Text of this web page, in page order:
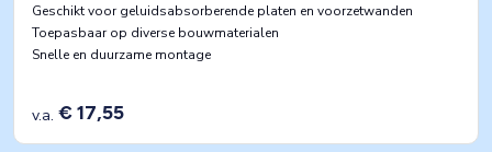
Geschikt voor geluidsabsorberende platen en voorzetwanden
Toepasbaar op diverse bouwmaterialen
Snelle en duurzame montage
v.a. € 17,55